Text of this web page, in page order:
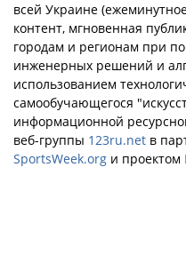
всей Украине
контент, мгновенная
городам и регионам при
инженерных решений и
использованием
самообучающегося
информационной
веб-группы 123ru.net в
SportsWeek.org и проектом